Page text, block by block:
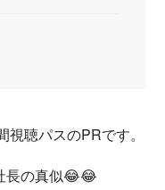
聴パスのPRです。
長の真似😂😂